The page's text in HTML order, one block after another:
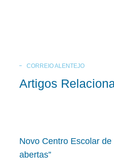
CORREIO ALENTEJO
Artigos
Novo Centro Escolar
abertas”